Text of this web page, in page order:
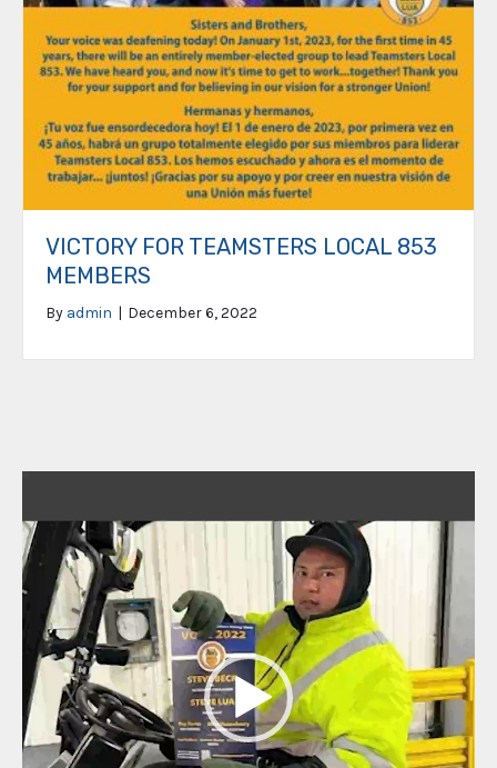
VICTORY FOR TEAMSTERS LOCAL 853
MEMBERS
By admin | December 6, 2022
Player